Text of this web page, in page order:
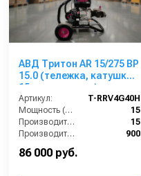
АВД Тритон AR 15/275 ВР
15.0 (тележка, катушка
15 м, манометр)
Артикул:
T-RRV4G40H
Мощность (л/с):
15
Производительность (л/мин):
15
Производительность (л/ч):
900
86 000 руб.